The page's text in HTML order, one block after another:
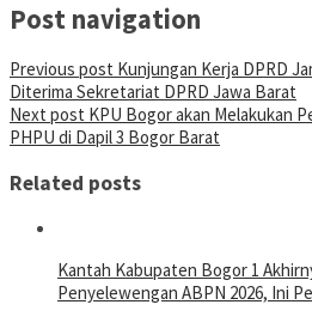
Post navigation
Previous post Kunjungan Kerja DPRD
Diterima Sekretariat DPRD Jawa Barat
Next post KPU Bogor akan Melakukan
PHPU di Dapil 3 Bogor Barat
Related posts
Kantah Kabupaten Bogor 1
Penyelewengan ABPN 2026, Ini